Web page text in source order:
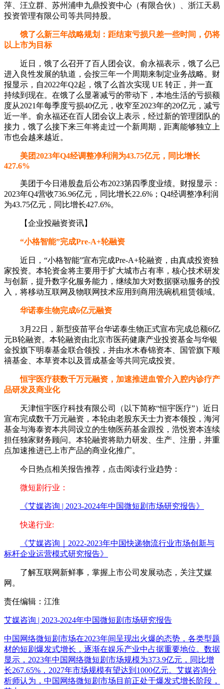
萍、汪立群、苏州浦申九鼎投资中心（有限合伙）、浙江天易
投资管理有限公司等共同持股。
饿了么新三年战略规划：距结束亏损只差一些时间，仍将
以上市为目标
近日，饿了么召开了百人团会议。俞永福表示，饿了么已
进入良性发展的轨道，会按三年一个周期来制定业务战略。财
报显示，自2022年Q2起，饿了么首次实现 UE 转正，并一直
持续到现在。在饿了么显著减亏的带动下，本地生活的亏损额
度从2021年每季度亏损40亿元，收窄至2023年的20亿元，减亏
近一半。俞永福还在百人团会议上表示，经过新的管理团队的
接力，饿了么接下来三年将走过一个新周期，距离能够独立上
市也会越来越近。
美团2023年Q4经调整净利润为43.75亿元，同比增长
427.6%
美团于今日港股盘后公布2023第四季度业绩。财报显示：
2023年Q4营收736.96亿元，同比增长22.6%；Q4经调整净利润
为43.75亿元，同比增长427.6%。
【企业投融资资讯】
“小格智能”完成Pre-A+轮融资
近日，“小格智能”宣布完成Pre-A+轮融资，由真成投资独
家投资。本轮资金将主要用于扩大城市占有率，核心技术研发
与创新，提升数字化服务能力，继续加大对数据驱动服务的投
入，将移动互联网及物联网技术应用到商用洗碗机租赁领域。
华诺泰生物完成6亿元融资
3月22日，新型疫苗平台华诺泰生物正式宣布完成总额6亿
元B轮融资。本轮融资由北京市医药健康产业投资基金与华银
金投旗下明泰基金联合领投，并由水木春锦资本、国管旗下顺
禧基金、本草资本以及晋成基金等共同完成投资。
恒宇医疗获数千万元融资，加速推进血管介入腔内诊疗产
品研发及商业化
天津恒宇医疗科技有限公司（以下简称“恒宇医疗”）近日
宣布完成数千万元融资，本轮由老股东天士力资本领投，海河
基金与海泰资本共同设立的生物医药基金跟投，浩悦资本连续
担任独家财务顾问。本轮融资将助力研发、生产、注册，并重
点加速推进已上市产品的商业化推广。
今日热点相关报告推荐，点击阅读行业趋势：
微短剧行业：
《艾媒咨询 | 2023-2024年中国微短剧市场研究报告》
快递行业:
《艾媒咨询｜2022-2023年中国快递物流行业市场创新与
标杆企业运营模式研究报告》
了解互联网新鲜事，掌握上市公司发展动态，关注艾媒
网。
责任编辑：江淮
艾媒咨询 | 2023-2024年中国微短剧市场研究报告
中国网络微短剧市场在2023年间呈现出火爆的态势，各类型题
材的短剧爆发式增长，逐渐在娱乐产业中占据重要地位。数据
显示，2023年中国网络微短剧市场规模为373.9亿元，同比增
长267.65%，2027年市场规模有望达到1000亿元。艾媒咨询分
析师认为，中国网络微短剧市场目前正处于爆发式增长阶段，